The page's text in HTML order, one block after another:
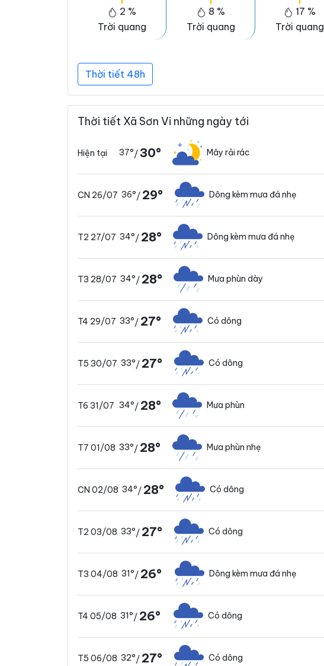
2 %
Trời quang
8 %
Trời quang
17 %
Trời quang
Thời tiết 48h
Thời tiết Xã Sơn Vi những ngày tới
Hiện tại 37°/30° Mây rải rác
CN 26/07 36°/ 29° Dông kèm mưa đá nhẹ
T2 27/07 34°/ 28° Dông kèm mưa đá nhẹ
T3 28/07 34°/ 28° Mưa phùn dày
T4 29/07 33°/ 27° Có dông
T5 30/07 33°/ 27° Có dông
T6 31/07 34°/ 28° Mưa phùn
T7 01/08 33°/ 28° Mưa phùn nhẹ
CN 02/08 34°/ 28° Có dông
T2 03/08 33°/ 27° Có dông
T3 04/08 31°/ 26° Dông kèm mưa đá nhẹ
T4 05/08 31°/ 26° Có dông
T5 06/08 32°/ 27° Có dông